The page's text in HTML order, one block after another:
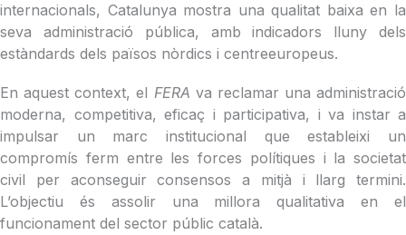
internacionals, Catalunya mostra una qualitat baixa en la
seva administració pública, amb indicadors lluny dels
estàndards dels països nòrdics i centreeuropeus.
En aquest context, el FERA va reclamar una administració
moderna, competitiva, eficaç i participativa, i va instar a
impulsar un marc institucional que estableixi un
compromís ferm entre les forces polítiques i la societat
civil per aconseguir consensos a mitjà i llarg termini.
L’objectiu és assolir una millora qualitativa en el
funcionament del sector públic català.